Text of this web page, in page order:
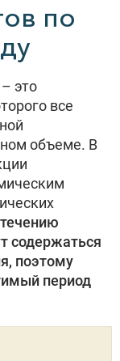
по
это
все
объеме. В
содержаться
поэтому
период